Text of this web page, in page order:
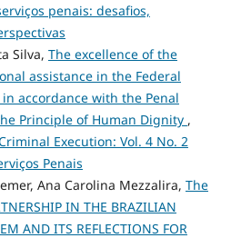
penais: desafios,
Silva, The excellence of the
assistance in the Federal
accordance with the Penal
Principle of Human Dignity ,
Execution: Vol. 4 No. 2
Penais
Ana Carolina Mezzalira, The
IN THE BRAZILIAN
AND ITS REFLECTIONS FOR